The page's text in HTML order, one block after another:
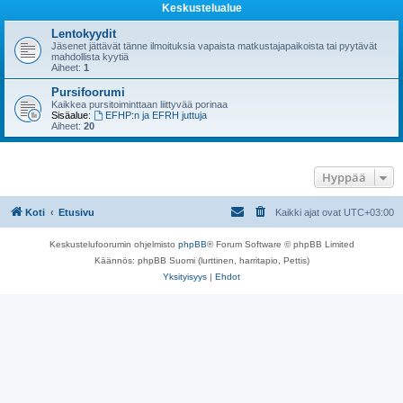
Keskustelualue
Lentokyydit
Jäsenet jättävät tänne ilmoituksia vapaista matkustajapaikoista tai pyytävät
mahdollista kyytiä
Aiheet: 1
Pursifoorumi
Kaikkea pursitoiminttaan liittyvää porinaa
Sisäalue:
EFHP:n ja EFRH juttuja
Aiheet: 20
Hyppää
Koti Etusivu Kaikki ajat ovat UTC+03:00
Keskustelufoorumin ohjelmisto phpBB® Forum Software © phpBB Limited
Käännös: phpBB Suomi (lurttinen, harritapio, Pettis)
Yksityisyys | Ehdot